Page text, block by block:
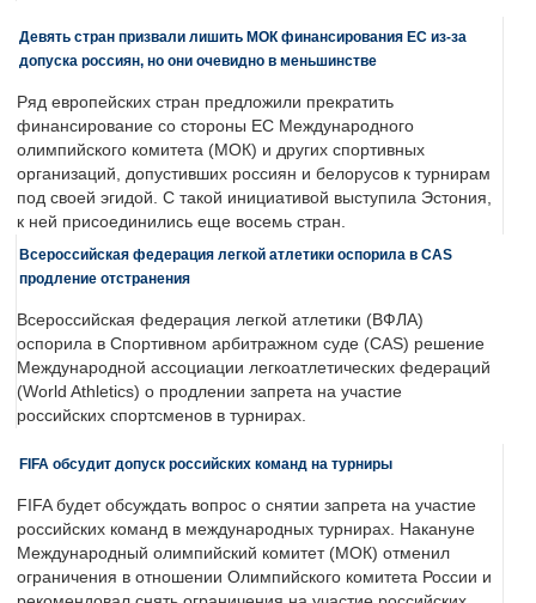
Девять стран призвали лишить МОК финансирования ЕС из-за
допуска россиян, но они очевидно в меньшинстве
Ряд европейских стран предложили прекратить
финансирование со стороны ЕС Международного
олимпийского комитета (МОК) и других спортивных
организаций, допустивших россиян и белорусов к турнирам
под своей эгидой. С такой инициативой выступила Эстония,
к ней присоединились еще восемь стран.
Всероссийская федерация легкой атлетики оспорила в CAS
продление отстранения
Всероссийская федерация легкой атлетики (ВФЛА)
оспорила в Спортивном арбитражном суде (CAS) решение
Международной ассоциации легкоатлетических федераций
(World Athletics) о продлении запрета на участие
российских спортсменов в турнирах.
FIFA обсудит допуск российских команд на турниры
FIFA будет обсуждать вопрос о снятии запрета на участие
российских команд в международных турнирах. Накануне
Международный олимпийский комитет (МОК) отменил
ограничения в отношении Олимпийского комитета России и